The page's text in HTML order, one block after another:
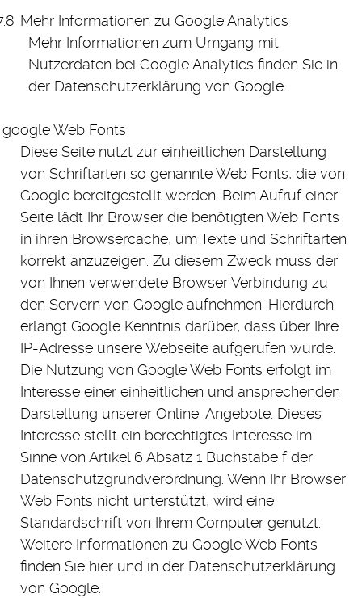
Mehr Informationen zu Google Analytics
Mehr Informationen zum Umgang mit
Nutzerdaten bei Google Analytics finden Sie in
der Datenschutzerklärung von Google.
google Web Fonts
Diese Seite nutzt zur einheitlichen Darstellung
von Schriftarten so genannte Web Fonts, die von
Google bereitgestellt werden. Beim Aufruf einer
Seite lädt Ihr Browser die benötigten Web Fonts
in ihren Browsercache, um Texte und Schriftarten
korrekt anzuzeigen. Zu diesem Zweck muss der
von Ihnen verwendete Browser Verbindung zu
den Servern von Google aufnehmen. Hierdurch
erlangt Google Kenntnis darüber, dass über Ihre
IP-Adresse unsere Webseite aufgerufen wurde.
Die Nutzung von Google Web Fonts erfolgt im
Interesse einer einheitlichen und ansprechenden
Darstellung unserer Online-Angebote. Dieses
Interesse stellt ein berechtigtes Interesse im
Sinne von Artikel 6 Absatz 1 Buchstabe f der
Datenschutzgrundverordnung. Wenn Ihr Browser
Web Fonts nicht unterstützt, wird eine
Standardschrift von Ihrem Computer genutzt.
Weitere Informationen zu Google Web Fonts
finden Sie hier und in der Datenschutzerklärung
von Google.